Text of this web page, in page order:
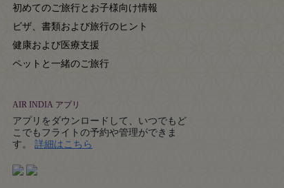
初めてのご旅行とお子様向け情報
ビザ、書類および旅行のヒント
健康および医療支援
ペットと一緒のご旅行
AIR INDIA アプリ
アプリをダウンロードして、いつでもど
こでもフライトの予約や管理ができま
す。 詳細はこちら